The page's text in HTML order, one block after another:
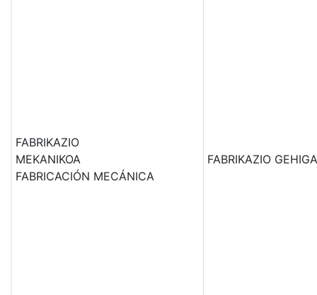
FABRIKAZIO
MEKANIKOA
FABRICACIÓN MECÁNICA
FABRIKAZIO